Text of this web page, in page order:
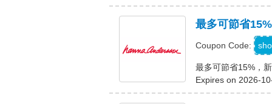
最多可節省
Coupon Code:
最多可節省15%，
Expires on 2026-